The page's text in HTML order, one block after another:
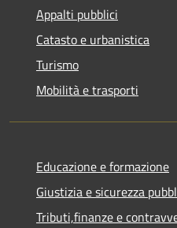
Appalti pubblici
Catasto e urbanistica
Turismo
Mobilità e trasporti
Educazione e formazione
Giustizia e sicurezza
Tributi,finanze e